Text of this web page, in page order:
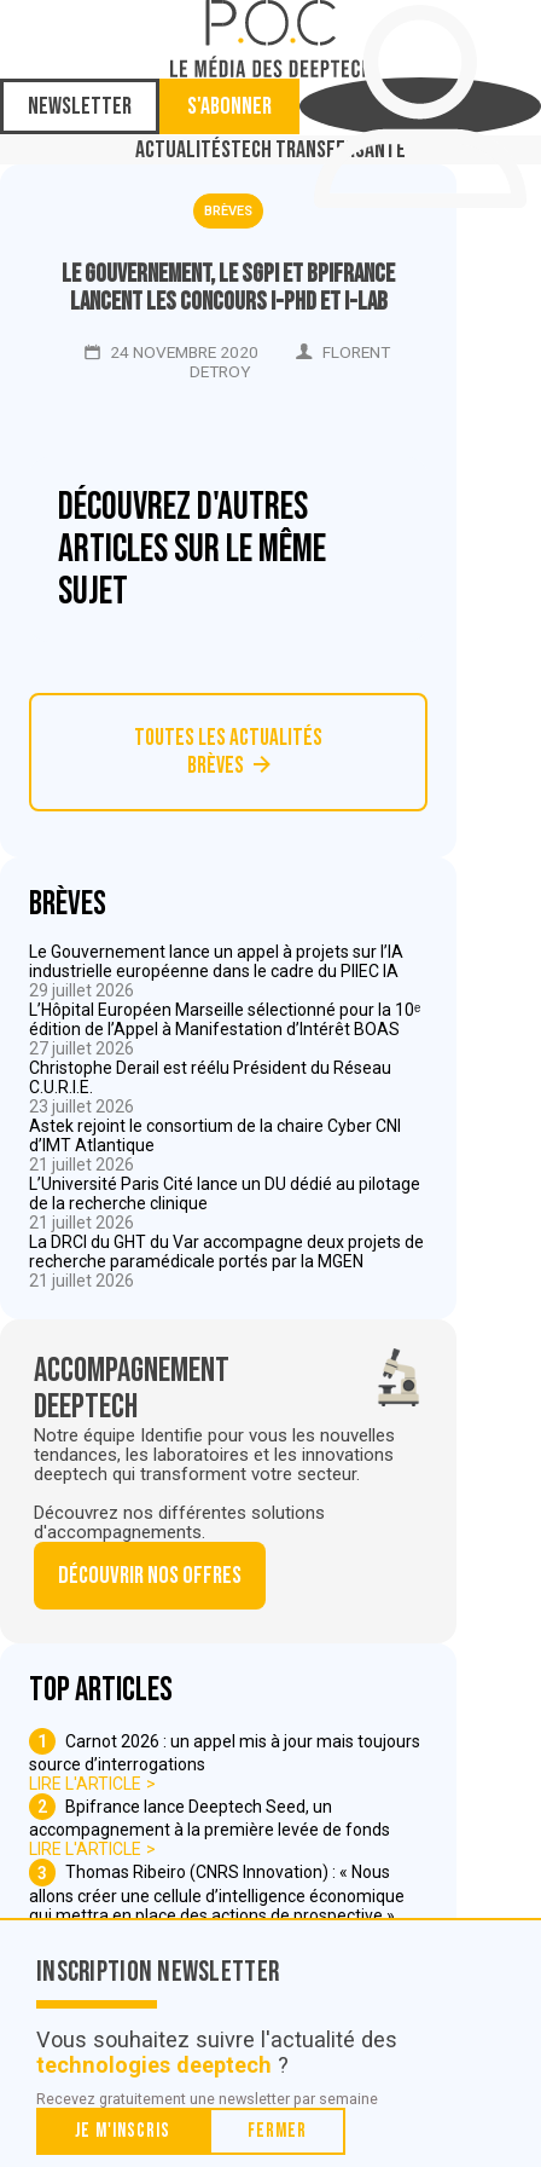
Newsletter
S'abonner
ActualitésTech TransferSanté
BRÈVES
Le gouvernement, le SGPI et Bpifrance
lancent les concours i-PhD et i-Lab
24 NOVEMBRE 2020
FLORENT
DETROY
Découvrez d'autres
articles sur le même
sujet
Toutes les actualités
Brèves
Brèves
Le Gouvernement lance un appel à projets sur l’IA
industrielle européenne dans le cadre du PIIEC IA
29 juillet 2026
L’Hôpital Européen Marseille sélectionné pour la 10ᵉ
édition de l’Appel à Manifestation d’Intérêt BOAS
27 juillet 2026
Christophe Derail est réélu Président du Réseau
C.U.R.I.E.
23 juillet 2026
Astek rejoint le consortium de la chaire Cyber CNI
d’IMT Atlantique
21 juillet 2026
L’Université Paris Cité lance un DU dédié au pilotage
de la recherche clinique
21 juillet 2026
La DRCI du GHT du Var accompagne deux projets de
recherche paramédicale portés par la MGEN
21 juillet 2026
Accompagnement
deeptech
Notre équipe Identifie pour vous les nouvelles
tendances, les laboratoires et les innovations
deeptech qui transforment votre secteur.
Découvrez nos différentes solutions
d'accompagnements.
Découvrir nos offres
Top articles
1
Carnot 2026 : un appel mis à jour mais toujours
source d’interrogations
LIRE L'ARTICLE
2
Bpifrance lance Deeptech Seed, un
accompagnement à la première levée de fonds
LIRE L'ARTICLE
3
Thomas Ribeiro (CNRS Innovation) : « Nous
allons créer une cellule d’intelligence économique
qui mettra en place des actions de prospective »
© POC Media 2026
Tous droits réservés.
Qui sommes nous ?
Mentions légales
Inscription Newsletter
Vous souhaitez suivre l'actualité des
technologies deeptech ?
Recevez gratuitement une newsletter par semaine
Je m'inscris Fermer